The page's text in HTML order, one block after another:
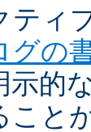
ティ
グの
示的
こと